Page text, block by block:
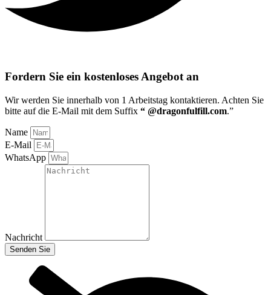
Fordern Sie ein kostenloses Angebot an
Wir werden Sie innerhalb von 1 Arbeitstag kontaktieren. Achten Sie
bitte auf die E-Mail mit dem Suffix “ @dragonfulfill.com.”
Name
E-Mail
WhatsApp
Nachricht
Senden Sie